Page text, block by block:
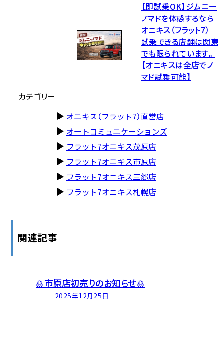
【即試乗OK】ジムニー
ノマドを体感するなら
オニキス（フラット7）
試乗できる店舗は関
でも限られています。
【オニキスは全店でノ
マド試乗可能】
カテゴリー
オニキス（フラット7）直営店
オートコミュニケーションズ
フラット7オニキス茂原店
フラット7オニキス市原店
フラット7オニキス三郷店
フラット7オニキス札幌店
関連記事
フラット7オニキス市原店
🎍市原店初売りのお知らせ🎍
2025年12月25日